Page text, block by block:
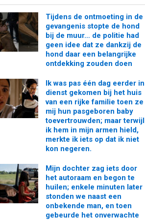
Tijdens de ontmoeting in de
gevangenis stopte de hond
bij de muur… de politie had
geen idee dat ze dankzij de
hond daar een belangrijke
ontdekking zouden doen
Ik was pas één dag eerder in
dienst gekomen bij het huis
van een rijke familie toen ze
mij hun pasgeboren baby
toevertrouwden; maar terwijl
ik hem in mijn armen hield,
merkte ik iets op dat ik niet
kon negeren.
Mijn dochter zag iets door
het autoraam en begon te
huilen; enkele minuten later
stonden we naast een
onbekende man, en toen
gebeurde het onverwachte